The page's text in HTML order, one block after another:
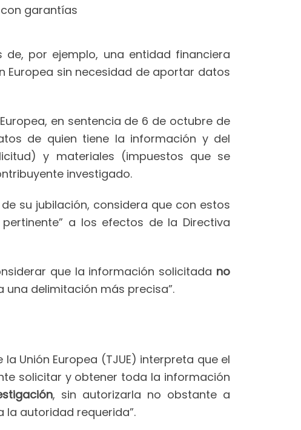
garantías
por ejemplo, una entidad financiera
sin necesidad de aportar datos
en sentencia de 6 de octubre de
de quien tiene la información y del
y materiales (impuestos que se
investigado.
su jubilación, considera que con estos
a los efectos de la Directiva
que la información solicitada no
una delimitación más precisa”.
Unión Europea (TJUE) interpreta que el
solicitar y obtener toda la información
, sin autorizarla no obstante a
autoridad requerida”.